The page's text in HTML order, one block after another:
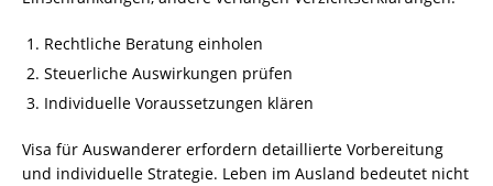
Rechtliche Beratung einholen
Steuerliche Auswirkungen prüfen
Individuelle Voraussetzungen klären
Visa für Auswanderer erfordern detaillierte Vorbereitung
und individuelle Strategie. Leben im Ausland bedeutet nicht